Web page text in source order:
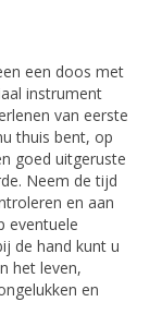
een doos met
instrument
van eerste
thuis bent, op
goed uitgeruste
Neem de tijd
en aan
eventuele
de hand kunt u
het leven,
en